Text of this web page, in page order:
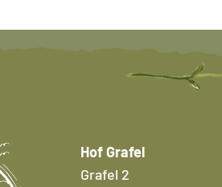
Hof Grafel
Grafel 2